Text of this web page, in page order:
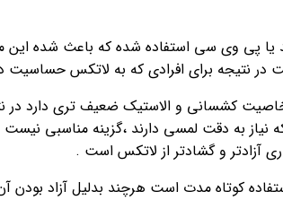
یا پی وی سی استفاده شده که باعث شده
نتیجه برای افرادی که به لاتکس حساسیت
کشسانی و الاستیک ضعیف تری دارد در
و گشادتر از لاتکس است .
کوتاه مدت است هرچند بدلیل آزاد بودن